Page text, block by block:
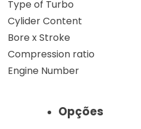
Type of Turbo
Cylider Content
Bore x Stroke
Compression ratio
Engine Number
Opções